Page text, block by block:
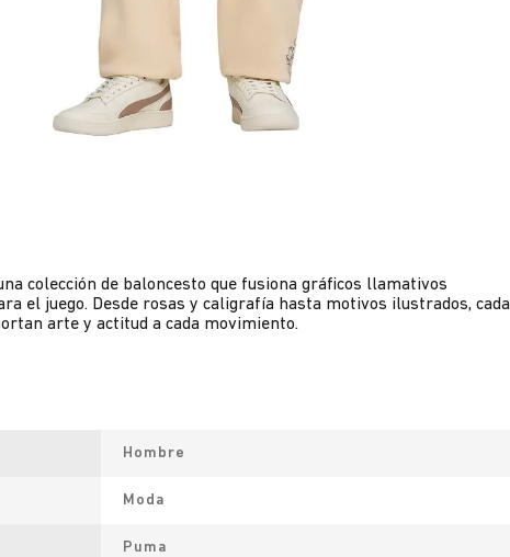
colección de baloncesto que fusiona gráficos llamativos
el juego. Desde rosas y caligrafía hasta motivos ilustrados, cada
arte y actitud a cada movimiento.
Hombre
Moda
Puma